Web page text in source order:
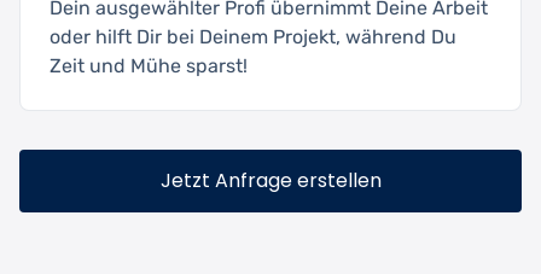
Dein ausgewählter Profi übernimmt Deine Arbeit
oder hilft Dir bei Deinem Projekt, während Du
Zeit und Mühe sparst!
Jetzt Anfrage erstellen